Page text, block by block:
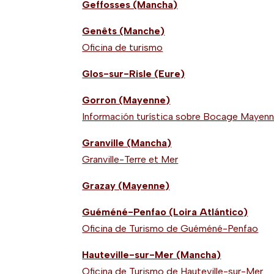
Geffosses (Mancha)
Genêts (Manche)
Oficina de turismo
Glos-sur-Risle (Eure)
Gorron (Mayenne)
Información turística sobre Bocage
Granville (Mancha)
Granville-Terre et Mer
Grazay (Mayenne)
Guéméné-Penfao (Loira Atlántico)
Oficina de Turismo de Guéméné-Penfao
Hauteville-sur-Mer (Mancha)
Oficina de Turismo de Hauteville-sur-Mer